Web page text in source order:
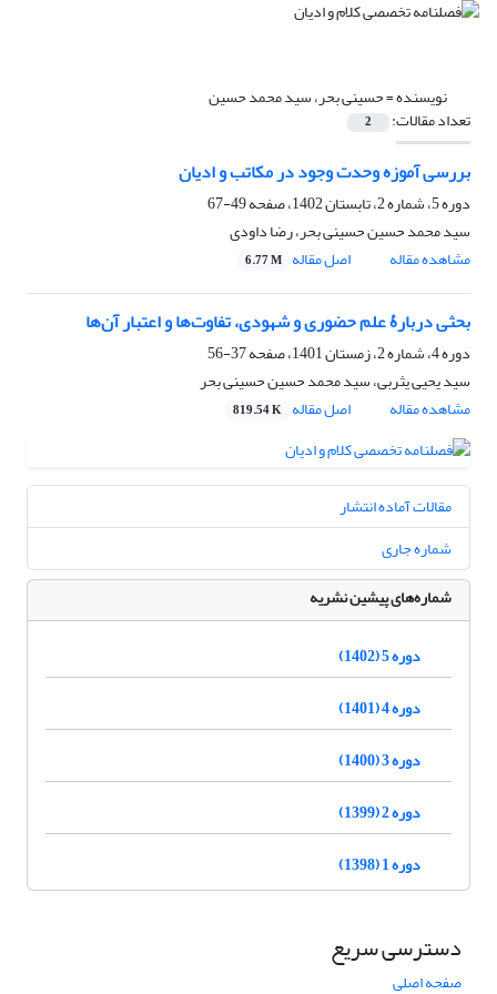
نویسنده =حسینی بحر، سید محمد حسین
تعداد مقالات: 2
بررسی آموزه وحدت وجود در مکاتب و ادیان
دوره 5، شماره 2، تابستان 1402، صفحه
49-67
سید محمد حسین حسینی بحر، رضا داودی
مشاهده مقاله
اصل مقاله 6.77 M
بحثی دربارۀ علم حضوری و شهودی، تفاوت‌ها و اعتبار آن‌ها
دوره 4، شماره 2، زمستان 1401، صفحه
37-56
سید یحیی یثربی، سید محمد حسین حسینی بحر
مشاهده مقاله
اصل مقاله 819.54 K
مقالات آماده انتشار
شماره جاری
شماره‌های پیشین نشریه
دوره 5 (1402)
دوره 4 (1401)
دوره 3 (1400)
دوره 2 (1399)
دوره 1 (1398)
دسترسی سریع
صفحه اصلی